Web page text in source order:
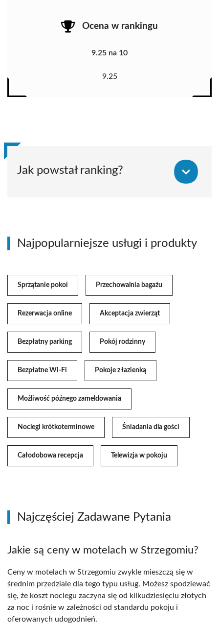
Ocena w rankingu
9.25 na 10
9.25
Jak powstał ranking?
Najpopularniejsze usługi i produkty
Sprzątanie pokoi Przechowalnia bagażu
Rezerwacja online Akceptacja zwierząt
Bezpłatny parking Pokój rodzinny
Bezpłatne Wi-Fi Pokoje z łazienką
Możliwość późnego zameldowania
Noclegi krótkoterminowe Śniadania dla gości
Całodobowa recepcja Telewizja w pokoju
Najczęściej Zadawane Pytania
Jakie są ceny w motelach w Strzegomiu?
Ceny w motelach w Strzegomiu zwykle mieszczą się w
średnim przedziale dla tego typu usług. Możesz spodziewać
się, że koszt noclegu zaczyna się od kilkudziesięciu złotych
za noc i rośnie w zależności od standardu pokoju i
oferowanych udogodnień.